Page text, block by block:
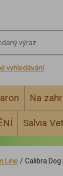
vyhledávání
Na
Salvia
Line / Calibra